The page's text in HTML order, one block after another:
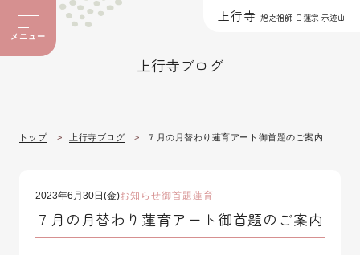
上行寺旭之祖師 日蓮宗 示迹山
メニュー
上行寺ブログ
トップ 上行寺ブログ ７月の月替わり蓮育アート御首題のご案内
2023年6月30日(金)お知らせ御首題蓮育
７月の月替わり蓮育アート御首題のご案内